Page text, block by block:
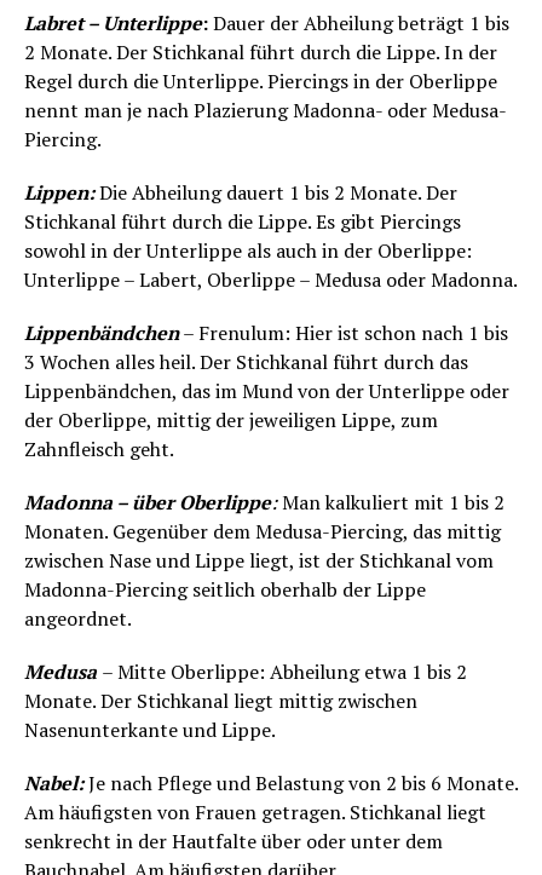
Labret – Unterlippe:Dauer der Abheilung beträgt 1 bis
2 Monate. Der Stichkanal führt durch die Lippe. In der
Regel durch die Unterlippe. Piercings in der Oberlippe
nennt man je nach Plazierung Madonna- oder Medusa-
Piercing.
Lippen:Die Abheilung dauert 1 bis 2 Monate. Der
Stichkanal führt durch die Lippe. Es gibt Piercings
sowohl in der Unterlippe als auch in der Oberlippe:
Unterlippe – Labert, Oberlippe – Medusa oder Madonna.
Lippenbändchen– Frenulum: Hier ist schon nach 1 bis
3 Wochen alles heil. Der Stichkanal führt durch das
Lippenbändchen, das im Mund von der Unterlippe oder
der Oberlippe, mittig der jeweiligen Lippe, zum
Zahnfleisch geht.
Madonna – über Oberlippe:Man kalkuliert mit 1 bis 2
Monaten. Gegenüber dem Medusa-Piercing, das mittig
zwischen Nase und Lippe liegt, ist der Stichkanal vom
Madonna-Piercing seitlich oberhalb der Lippe
angeordnet.
Medusa – Mitte Oberlippe: Abheilung etwa 1 bis 2
Monate. Der Stichkanal liegt mittig zwischen
Nasenunterkante und Lippe.
Nabel:Je nach Pflege und Belastung von 2 bis 6 Monate.
Am häufigsten von Frauen getragen. Stichkanal liegt
senkrecht in der Hautfalte über oder unter dem